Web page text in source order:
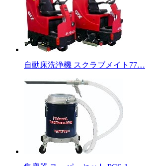
自動床洗浄機 スクラブメイト77…